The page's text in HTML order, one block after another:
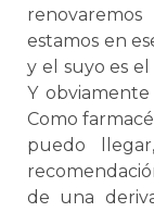
estamos en
y el suyo es
Y
Como
puedo
de una